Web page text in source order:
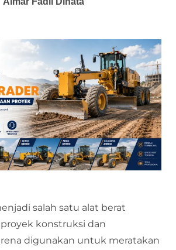
salah satu alat berat
konstruksi dan
digunakan untuk meratakan